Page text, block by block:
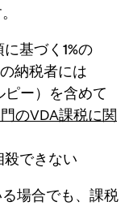
基づく1%の
納税者には
ー）を含めて
のVDA課税に関
殺できない
場合でも、課税